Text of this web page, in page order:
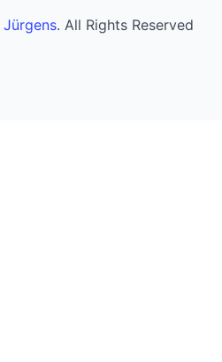
. All Rights Reserved